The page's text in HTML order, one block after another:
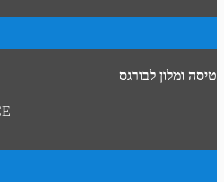
טיסה ומלון לבורגס